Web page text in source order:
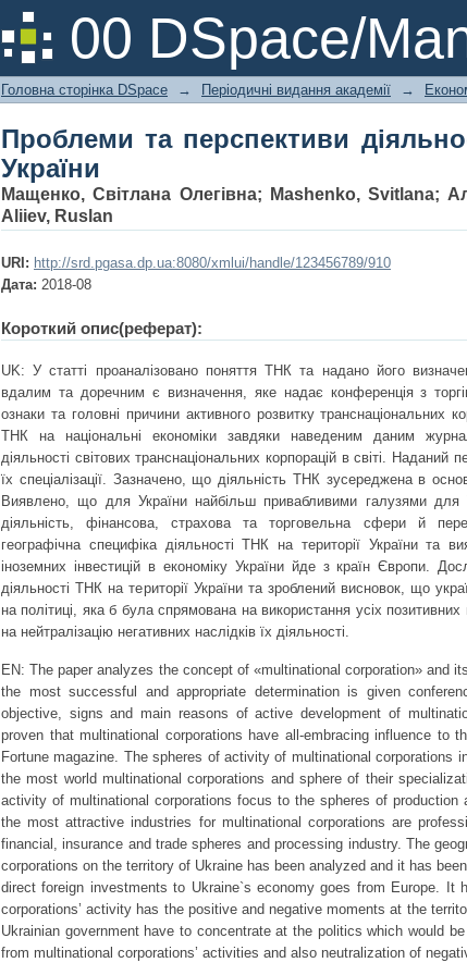
00 DSpace/
Проблеми та перспективи
Головна сторінка DSpace → Періодичні видання академії →
Проблеми та перспективи
України
Мащенко, Світлана Олегівна; Mashenko, Svitlana;
Aliiev, Ruslan
URI: http://srd.pgasa.dp.ua:8080/xmlui/handle/123456789/910
Дата: 2018-08
Короткий опис(реферат):
UK: У статті проаналізовано поняття ТНК та надано його
вдалим та доречним є визначення, яке надає конференція з
ознаки та головні причини активного розвитку транснаціональних
ТНК на національні економіки завдяки наведеним даним
діяльності світових транснаціональних корпорацій в світі.
їх спеціалізації. Зазначено, що діяльність ТНК зусереджена в
Виявлено, що для України найбільш привабливими галузями для
діяльність, фінансова, страхова та торговельна сфери й
географічна специфіка діяльності ТНК на території України та
іноземних інвестицій в економіку України йде з країн Європи.
діяльності ТНК на території України та зроблений висновок, що
на політиці, яка б була спрямована на використання усіх
на нейтралізацію негативних наслідків їх діяльності.
EN: The paper analyzes the concept of «multinational corporation» and
the most successful and appropriate determination is given
objective, signs and main reasons of active development of
proven that multinational corporations have all-embracing influence to
Fоrtunе magazine. The spheres of activity of multinational corporations
the most world multinational corporations and sphere of their
activity of multinational corporations focus to the spheres of
the most attractive industries for multinational corporations are
financial, insurance and trade spheres and processing industry. The
corporations on the territory of Ukraine has been analyzed and it has
direct foreign investments to Ukraine`s economy goes from Europe. It
corporations’ activity has the positive and negative moments at the
Ukrainian government have to concentrate at the politics which would
from multinational corporations’ activities and also neutralization of